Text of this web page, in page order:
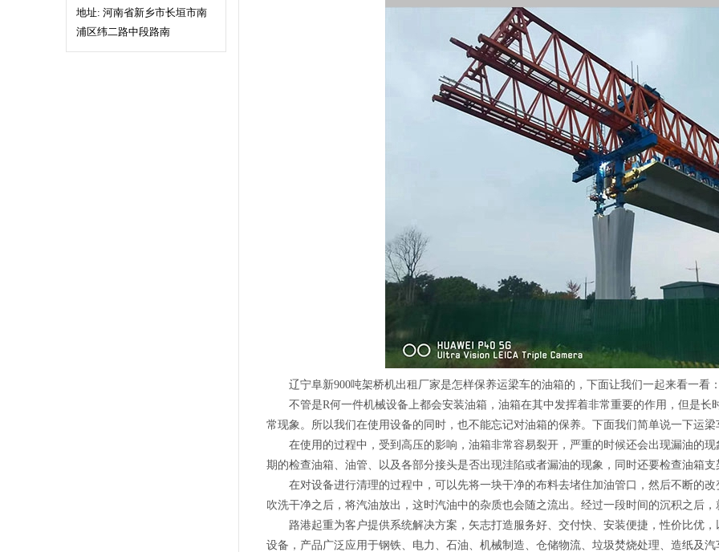
地址: 河南省新乡市长垣市南
浦区纬二路中段路南
辽宁阜新900吨架桥机出租厂家是怎样保养运梁车的油箱的，下面让我们一起来看一看
不管是R何一件机械设备上都会安装油箱，油箱在其中发挥着非常重要的作用，但是长
常现象。所以我们在使用设备的同时，也不能忘记对油箱的保养。下面我们简单说一下运
在使用的过程中，受到高压的影响，油箱非常容易裂开，严重的时候还会出现漏油的现
期的检查油箱、油管、以及各部分接头是否出现洼陷或者漏油的现象，同时还要检查油箱
在对设备进行清理的过程中，可以先将一块干净的布料去堵住加油管口，然后不断的改
吹洗干净之后，将汽油放出，这时汽油中的杂质也会随之流出。经过一段时间的沉积之后
路港起重为客户提供系统解决方案，矢志打造服务好、交付快、安装便捷，性价比优，
设备，产品广泛应用于钢铁、电力、石油、机械制造、仓储物流、垃圾焚烧处理、造纸及